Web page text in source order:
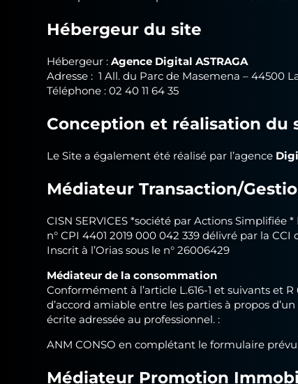
Hébergeur du site
Hébergeur : Agence Digital ASTRAGA
Adresse : 1 All. du Parc de Masemena – 44500
Téléphone : 02 40 11 64 35
Conception et réalisation du
Le Site a également été réalisé par l’agence
Médiateur Transaction/
CISN SERVICES *société par Actions Simplifiée
n° CPI 4401 2019 000 042 339 délivré par la CCI
Inscrit à l’Orias sous le n° 26006429
Médiateur de la consommation
Conformément à l’article L.616-1 et suivants et
d’accord amiable entre les parties à propos
écrite adressée au professionnel. :
ANM CONSO en complétant le formulaire
Médiateur Promotion